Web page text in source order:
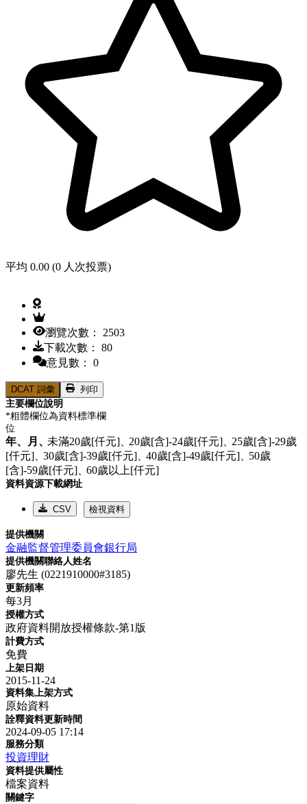
平均 0.00 (0 人次投票)
瀏覽次數： 2503
下載次數： 80
意見數： 0
DCAT 詞彙
列印
主要欄位說明
*粗體欄位為資料標準欄
位
年、 月、未滿20歲[仟元]、20歲[含]-24歲[仟元]、25歲[含]-29歲
[仟元]、30歲[含]-39歲[仟元]、40歲[含]-49歲[仟元]、50歲
[含]-59歲[仟元]、60歲以上[仟元]
資料資源下載網址
CSV 檢視資料
提供機關
金融監督管理委員會銀行局
提供機關聯絡人姓名
廖先生 (0221910000#3185)
更新頻率
每3月
授權方式
政府資料開放授權條款-第1版
計費方式
免費
上架日期
2015-11-24
資料集上架方式
原始資料
詮釋資料更新時間
2024-09-05 17:14
服務分類
投資理財
資料提供屬性
檔案資料
關鍵字